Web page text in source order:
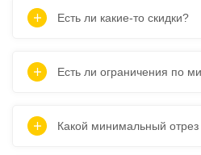
Есть ли какие-то скидки?
Есть ли ограничения по
Какой минимальный отрез